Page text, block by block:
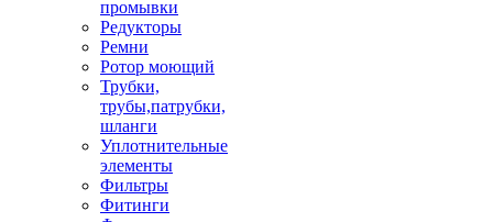
промывки
Редукторы
Ремни
Ротор моющий
Трубки,
трубы,патрубки,
шланги
Уплотнительные
элементы
Фильтры
Фитинги